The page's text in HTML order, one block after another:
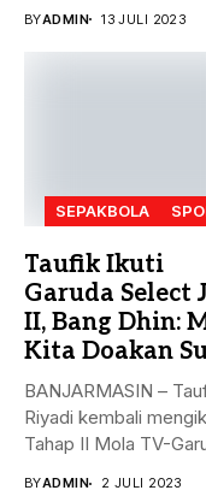
BYADMIN 13 JULI 2023
SEPAKBOLA
Taufik Ikuti
Garuda Select
II, Bang Dhin:
Kita Doakan
BANJARMASIN –
Riyadi kembali
Tahap II Mola TV-
BYADMIN 2 JULI 2023